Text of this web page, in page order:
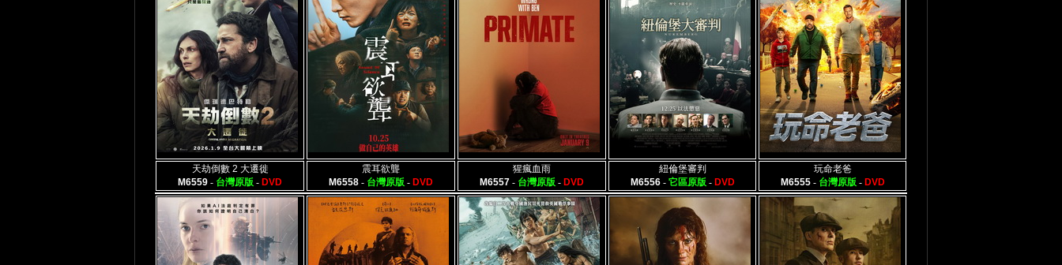
天劫倒數 2 大遷徙
M6559 - 台灣原版 - DVD
震耳欲聾
M6558 - 台灣原版 - DVD
猩瘋血雨
M6557 - 台灣原版 - DVD
紐倫堡審判
M6556- 它區原版- DVD
玩命老爸
M6555- 台灣原版- DVD